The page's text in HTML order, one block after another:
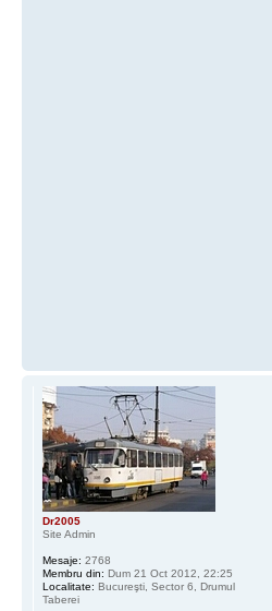
Dr2005
Site Admin
Mesaje: 2768
Membru din: Dum 21 Oct 2012, 22:25
Localitate: Bucureşti, Sector 6, Drumul
Taberei